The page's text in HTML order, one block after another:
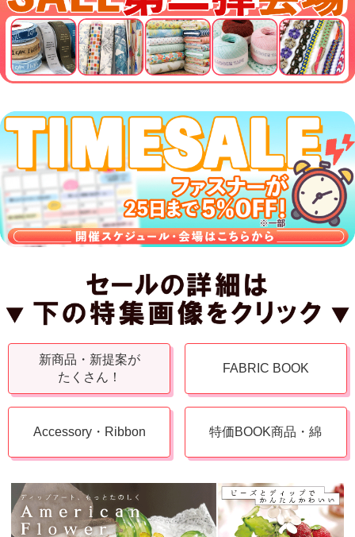
新商品・新提案が
たくさん！
FABRIC BOOK
Accessory・Ribbon 特価BOOK商品・綿